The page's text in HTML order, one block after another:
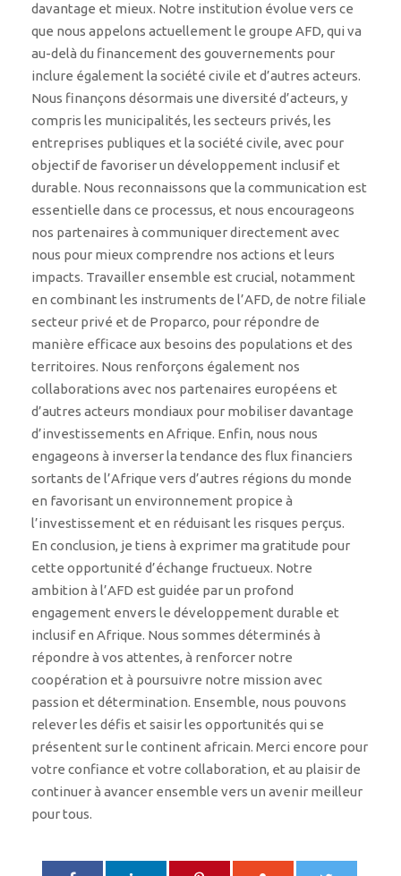
davantage et mieux. Notre institution évolue vers ce
que nous appelons actuellement le groupe AFD, qui va
au-delà du financement des gouvernements pour
inclure également la société civile et d’autres acteurs.
Nous finançons désormais une diversité d’acteurs, y
compris les municipalités, les secteurs privés, les
entreprises publiques et la société civile, avec pour
objectif de favoriser un développement inclusif et
durable. Nous reconnaissons que la communication est
essentielle dans ce processus, et nous encourageons
nos partenaires à communiquer directement avec
nous pour mieux comprendre nos actions et leurs
impacts. Travailler ensemble est crucial, notamment
en combinant les instruments de l’AFD, de notre filiale
secteur privé et de Proparco, pour répondre de
manière efficace aux besoins des populations et des
territoires. Nous renforçons également nos
collaborations avec nos partenaires européens et
d’autres acteurs mondiaux pour mobiliser davantage
d’investissements en Afrique. Enfin, nous nous
engageons à inverser la tendance des flux financiers
sortants de l’Afrique vers d’autres régions du monde
en favorisant un environnement propice à
l’investissement et en réduisant les risques perçus.
En conclusion, je tiens à exprimer ma gratitude pour
cette opportunité d’échange fructueux. Notre
ambition à l’AFD est guidée par un profond
engagement envers le développement durable et
inclusif en Afrique. Nous sommes déterminés à
répondre à vos attentes, à renforcer notre
coopération et à poursuivre notre mission avec
passion et détermination. Ensemble, nous pouvons
relever les défis et saisir les opportunités qui se
présentent sur le continent africain. Merci encore pour
votre confiance et votre collaboration, et au plaisir de
continuer à avancer ensemble vers un avenir meilleur
pour tous.